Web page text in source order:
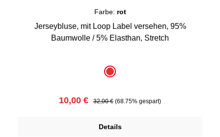
Farbe: rot
Jerseybluse, mit Loop Label versehen, 95%
Baumwolle / 5% Elasthan, Stretch
rot
Verkaufspreis:
10,00 € Regulärer Preis:
32,00 € (68.75% gespart)
Details